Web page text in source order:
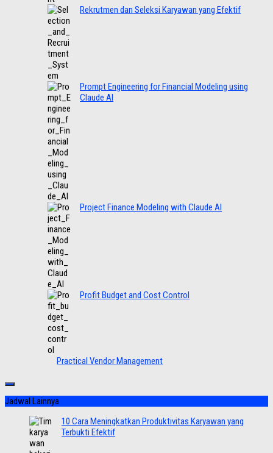
Rekrutmen dan Seleksi Karyawan yang Efektif
Prompt Engineering for Financial Modeling using
Claude AI
Project Finance Modeling with Claude AI
Profit Budget and Cost Control
Practical Vendor Management
Jadwal Lainnya
10 Cara Meningkatkan Produktivitas Karyawan yang
Terbukti Efektif